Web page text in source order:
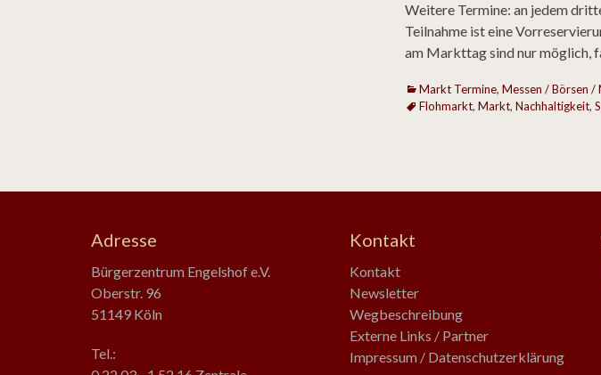
Weitere Termine: an jedem
Teilnahme ist eine
am Markttag sind nur möglich,
Kategorien
Markt Termine, Messen / Börsen /
Flohmarkt, Markt, Nachhaltigkeit,
Adresse
Bürgerzentrum Engelshof e.V.
Oberstr. 96
51149 Köln
Tel.:
Kontakt
Kontakt
Newsletter
Wegbeschreibung
Externe Links / Partner
Impressum / Datenschutzerklärung